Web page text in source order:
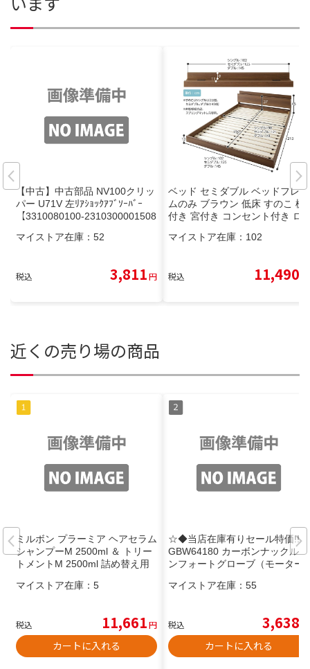
【中古】中古部品 NV100クリッ
パー U71V 左ﾘｱｼｮｯｸｱﾌﾞｿｰﾊﾞｰ
【3310080100-2310300001508
マイストア在庫： 52
税込 3,811円
ベッド セミダブル ベッドフレー
ムのみ ブラウン 低床 すのこ 棚
付き 宮付き コンセント付き ロ
マイストア在庫： 102
税込 11,490
近くの売り場の商品
ミルボン プラーミア ヘアセラム
シャンプーM 2500ml ＆ トリー
トメントM 2500ml 詰め替え用
マイストア在庫： 5
税込 11,661円
カートに入れる
☆◆当店在庫有りセール特価!!!
GBW64180 カーボンナックルコ
ンフォートグローブ（モーター
DWIN】 グローブ ツーリング ゴ
マイストア在庫： 55
税込 3,638
カートに入れる